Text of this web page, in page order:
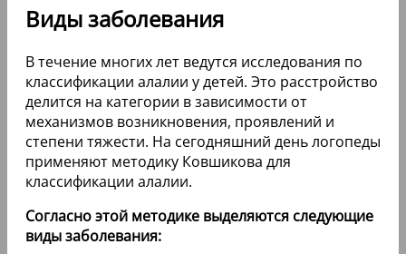
Виды заболевания
В течение многих лет ведутся исследования по
классификации алалии у детей. Это расстройство
делится на категории в зависимости от
механизмов возникновения, проявлений и
степени тяжести. На сегодняшний день логопеды
применяют методику Ковшикова для
классификации алалии.
Согласно этой методике выделяются следующие
виды заболевания: